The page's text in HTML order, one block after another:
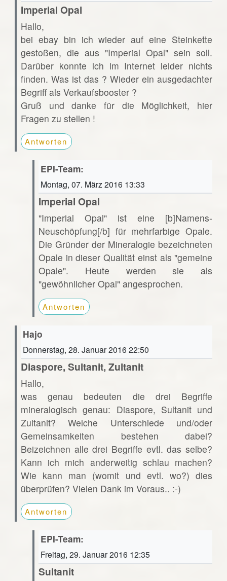
Imperial Opal
Hallo,
bei ebay bin ich wieder auf eine Steinkette
gestoßen, die aus "Imperial Opal" sein soll.
Darüber konnte ich im Internet leider nichts
finden. Was ist das ? Wieder ein ausgedachter
Begriff als Verkaufsbooster ?
Gruß und danke für die Möglichkeit, hier
Fragen zu stellen !
Antworten
EPI-Team:
Montag, 07. März 2016 13:33
Imperial Opal
"Imperial Opal" ist eine [b]Namens-
Neuschöpfung[/b] für mehrfarbige Opale.
Die Gründer der Mineralogie bezeichneten
Opale in dieser Qualität einst als "gemeine
Opale". Heute werden sie als
"gewöhnlicher Opal" angesprochen.
Antworten
Hajo
Donnerstag, 28. Januar 2016 22:50
Diaspore, Sultanit, Zultanit
Hallo,
was genau bedeuten die drei Begriffe
mineralogisch genau: Diaspore, Sultanit und
Zultanit? Welche Unterschiede und/oder
Gemeinsamkeiten bestehen dabei?
Beizeichnen alle drei Begriffe evtl. das selbe?
Kann ich mich anderweitig schlau machen?
Wie kann man (womit und evtl. wo?) dies
überprüfen? Vielen Dank im Voraus.. :-)
Antworten
EPI-Team:
Freitag, 29. Januar 2016 12:35
Sultanit